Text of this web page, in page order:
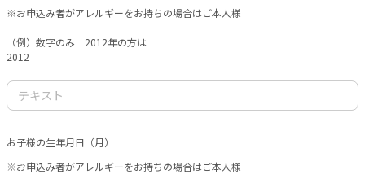
※お申込み者がアレルギーをお持ちの場合はご本人様
（例）数字のみ 2012年の方は
2012
お子様の生年月日（月）
※お申込み者がアレルギーをお持ちの場合はご本人様